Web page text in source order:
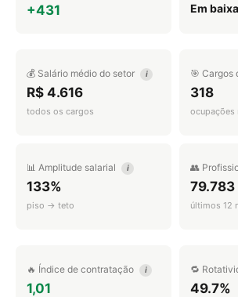
+431 Em baixa
💰 Salário médio do setor i
R$ 4.616
todos os cargos
🎯 Cargos
318
ocupações
📊 Amplitude salarial i
133%
piso → teto
👥
79.783
últimos 12
🔥 Índice de contratação i
1,01
🔁
49.7%